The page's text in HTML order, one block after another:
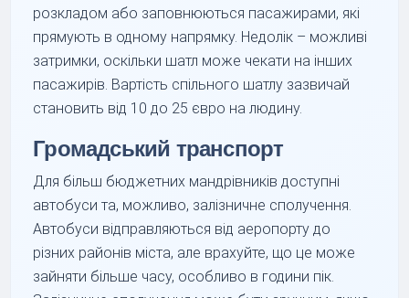
розкладом або заповнюються пасажирами, які
прямують в одному напрямку. Недолік – можливі
затримки, оскільки шатл може чекати на інших
пасажирів. Вартість спільного шатлу зазвичай
становить від 10 до 25 євро на людину.
Громадський транспорт
Для більш бюджетних мандрівників доступні
автобуси та, можливо, залізничне сполучення.
Автобуси відправляються від аеропорту до
різних районів міста, але врахуйте, що це може
зайняти більше часу, особливо в години пік.